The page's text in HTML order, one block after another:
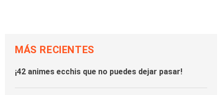
MÁS RECIENTES
¡42 animes ecchis que no puedes dejar pasar!